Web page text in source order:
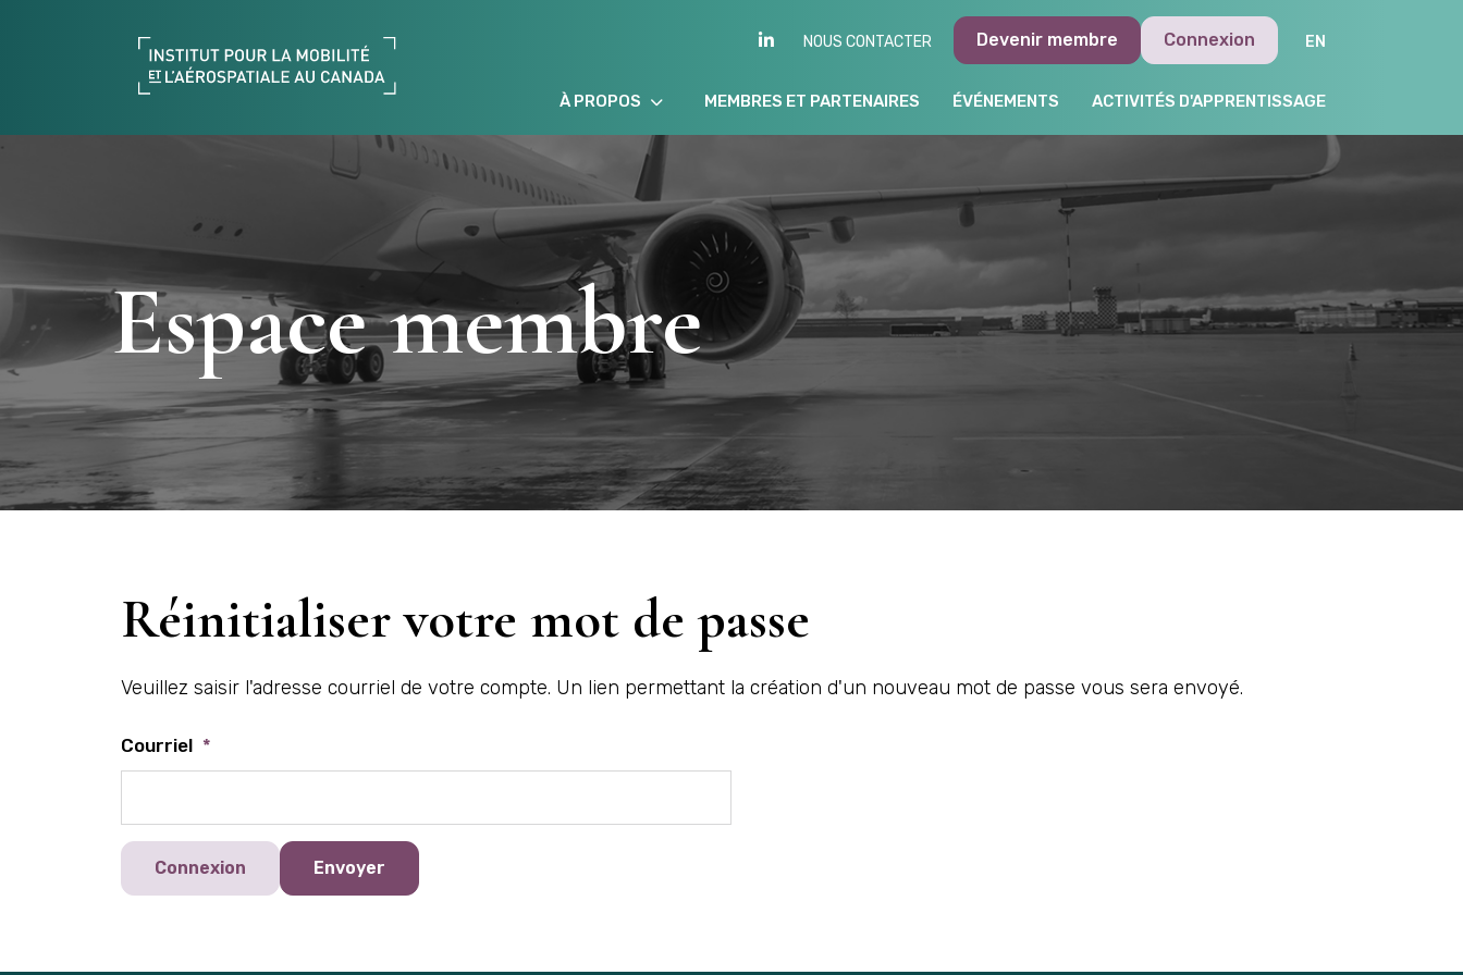
LINKEDIN
NOUS CONTACTER Devenir membre Connexion
À PROPOS MEMBRES ET PARTENAIRES ÉVÉNEMENTS ACTIVITÉS D'APPRENTISSAGE
Espace membre
Réinitialiser votre mot de passe
Veuillez saisir l'adresse courriel de votre compte. Un lien permettant la création d'un nouveau mot de passe vous sera envoyé.
Courriel *
Connexion